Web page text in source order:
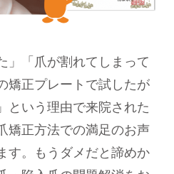
」「爪が割れてしまって
矯正プレートで試したが
という理由で来院された
矯正方法での満足のお声
す。もうダメだと諦めか